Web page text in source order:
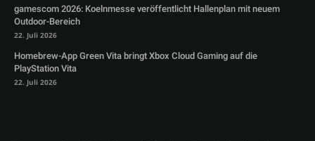
gamescom 2026: Koelnmesse veröffentlicht Hallenplan mit neuem
Outdoor-Bereich
22. Juli 2026
Homebrew-App Green Vita bringt Xbox Cloud Gaming auf die
PlayStation Vita
22. Juli 2026